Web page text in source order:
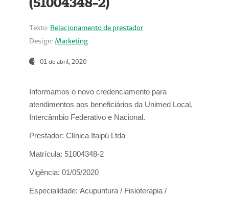
Texto: Relacionamento de prestador
Design: Marketing
01 de abril, 2020
Informamos o novo credenciamento para
atendimentos aos beneficiários da Unimed Local,
Intercâmbio Federativo e Nacional.
Prestador: Clínica Itaipú Ltda
Matrícula: 51004348-2
Vigência: 01/05/2020
Especialidade: Acupuntura / Fisioterapia /